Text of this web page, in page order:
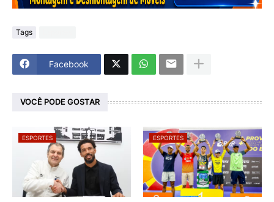
Tags
Facebook
VOCÊ PODE GOSTAR
ESPORTES ESPORTES